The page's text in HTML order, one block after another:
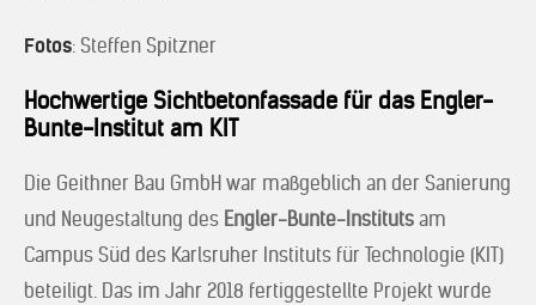
Fotos: Steffen Spitzner
Hochwertige Sichtbetonfassade für das Engler-
Bunte-Institut am KIT
Die Geithner Bau GmbH war maßgeblich an der Sanierung
und Neugestaltung des Engler-Bunte-Instituts am
Campus Süd des Karlsruher Instituts für Technologie (KIT)
beteiligt. Das im Jahr 2018 fertiggestellte Projekt wurde